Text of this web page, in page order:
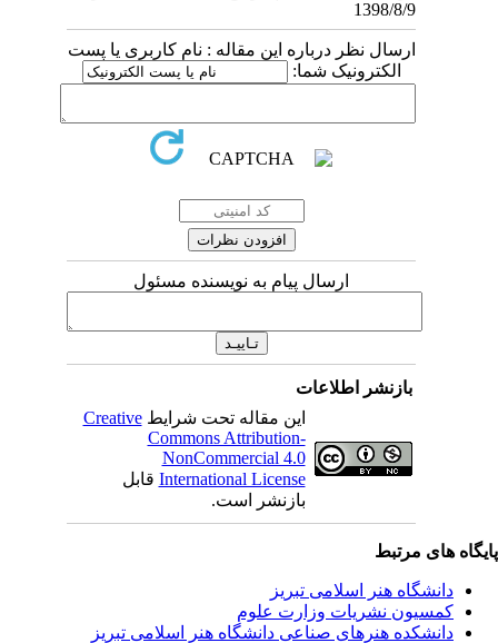
ارسال نظر درباره این مقاله : نام کاربری یا پست
الکترونیک شما:
ارسال پیام به نویسنده مسئول
بازنشر اطلاعات
این مقاله تحت شرایطCreative
Commons Attribution-
NonCommercial 4.0
International Licenseقابل
بازنشر است.
مرتبط
هنر اسلامی تبریز
نشریات وزارت علوم
هنرهای صناعی دانشگاه هنر اسلامی تبریز